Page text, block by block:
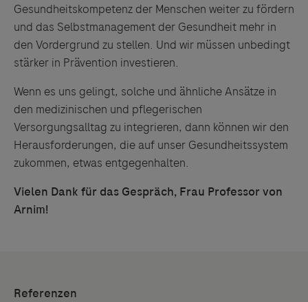
Gesundheitskompetenz der Menschen weiter zu fördern
und das Selbstmanagement der Gesundheit mehr in
den Vordergrund zu stellen. Und wir müssen unbedingt
stärker in Prävention investieren.
Wenn es uns gelingt, solche und ähnliche Ansätze in
den medizinischen und pflegerischen
Versorgungsalltag zu integrieren, dann können wir den
Herausforderungen, die auf unser Gesundheitssystem
zukommen, etwas entgegenhalten.
Vielen Dank für das Gespräch, Frau Professor von
Arnim!
Referenzen